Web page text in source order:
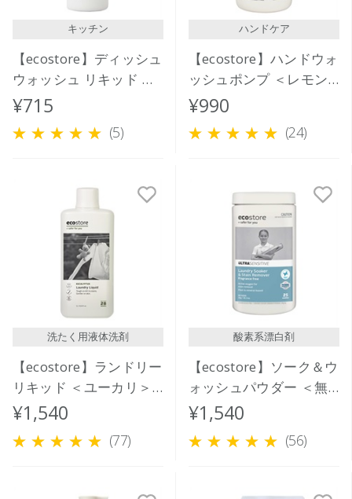
キッチン
【ecostore】ディッシュ
ウォッシュ リキッド ポ
ンプ＜レモン＞ 350mL
¥715
(5)
ハンドケア
【ecostore】ハンドウォ
ッシュポンプ ＜レモン
グラス＆ライムリーフ＞
¥990
(24)
洗たく用液体洗剤
【ecostore】ランドリー
リキッド ＜ユーカリ＞
1L
¥1,540
(77)
酸素系漂白剤
【ecostore】ソーク＆ウ
ォッシュパウダー ＜無
香料＞ 1kg
¥1,540
(56)